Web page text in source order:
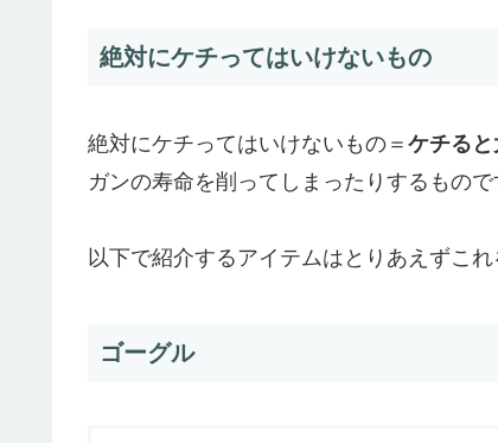
絶対にケチってはいけないもの
絶対にケチってはいけないもの＝ ケチる
ガンの寿命を削ってしまったりするもので
以下で紹介するアイテムはとりあえずこ
ゴーグル